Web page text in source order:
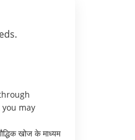
may
खोज के माध्यम